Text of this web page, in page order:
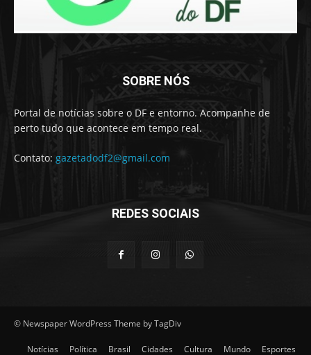
SOBRE NÓS
Portal de notícias sobre o DF e entorno. Acompanhe de
perto tudo que acontece em tempo real.
Contato: gazetadodf2@gmail.com
REDES SOCIAIS
© Newspaper WordPress Theme by TagDiv
Notícias Política Brasil Cidades Cultura Mundo Esportes